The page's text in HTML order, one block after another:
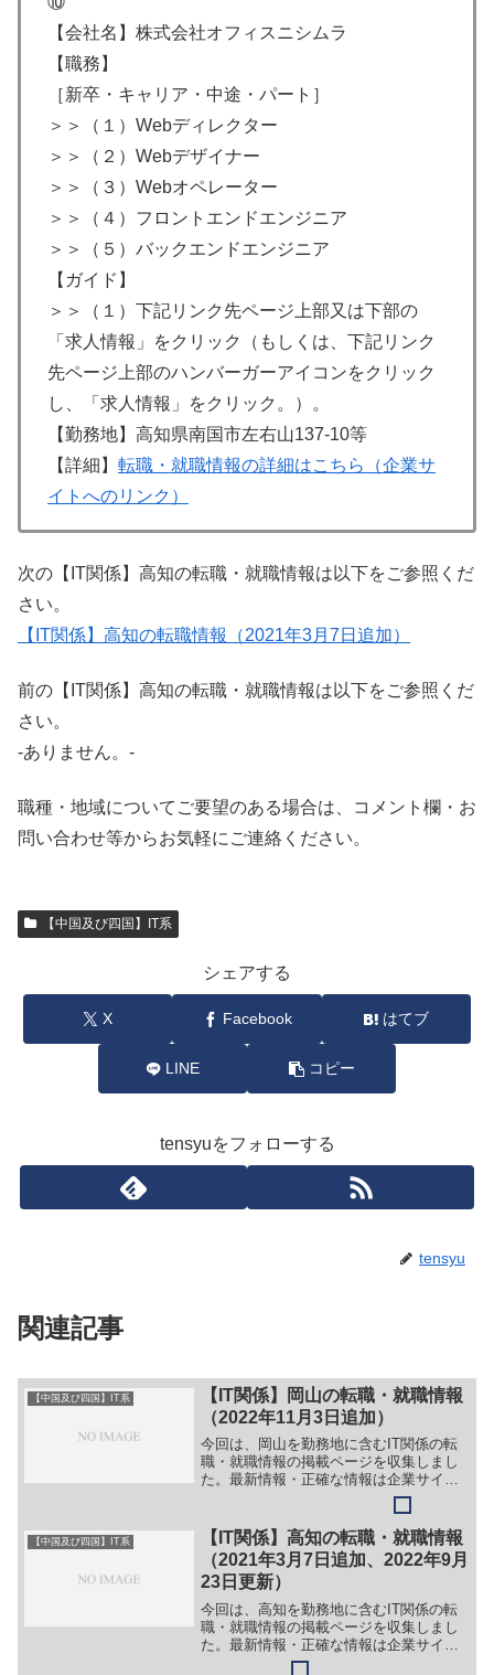
【会社名】株式会社オフィスニシムラ
【職務】
［新卒・キャリア・中途・パート］
＞＞（１）Webディレクター
＞＞（２）Webデザイナー
＞＞（３）Webオペレーター
＞＞（４）フロントエンドエンジニア
＞＞（５）バックエンドエンジニア
【ガイド】
＞＞（１）下記リンク先ページ上部又は下部の
「求人情報」をクリック（もしくは、下記リンク
先ページ上部のハンバーガーアイコンをクリック
し、「求人情報」をクリック。）。
【勤務地】高知県南国市左右山137-10等
【詳細】 転職・就職情報の詳細はこちら（企業サ
イトへのリンク）
次の【IT関係】高知の転職・就職情報は以下をご参照くだ
さい。
【IT関係】高知の転職情報（2021年3月7日追加）
前の【IT関係】高知の転職・就職情報は以下をご参照くだ
さい。
-ありません。-
職種・地域についてご要望のある場合は、コメント欄・お
問い合わせ等からお気軽にご連絡ください。
【中国及び四国】IT系
シェアする
X Facebook はてブ
LINE コピー
tensyuをフォローする
tensyu
関連記事
【中国及び四国】IT系
【IT関係】岡山の転職・就職情報
（2022年11月3日追加）
今回は、岡山を勤務地に含むIT関係の転
職・就職情報の掲載ページを収集しまし
た。最新情報・正確な情報は企業サイト
でご確認ください。①【会社名】株式会
社エムワイコーポレーション【職務】
［キャリア・中途］＞＞（１）システム
運用・保守＞＞（２）シス...
【中国及び四国】IT系
【IT関係】高知の転職・就職情報
（2021年3月7日追加、2022年9月
23日更新）
今回は、高知を勤務地に含むIT関係の転
職・就職情報の掲載ページを収集しまし
た。最新情報・正確な情報は企業サイト
でご確認ください。①【会社名】株式会